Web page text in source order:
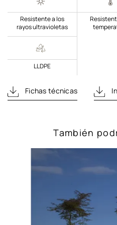
Resistente a los
rayos ultravioletas
LLDPE
Fichas técnicas
También